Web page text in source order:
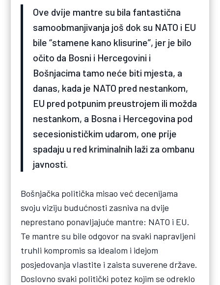
Ove dvije mantre su bila fantastična
samoobmanjivanja još dok su NATO i EU
bile “stamene kano klisurine”, jer je bilo
očito da Bosni i Hercegovini i
Bošnjacima tamo neće biti mjesta, a
danas, kada je NATO pred nestankom,
EU pred potpunim preustrojem ili možda
nestankom, a Bosna i Hercegovina pod
secesionističkim udarom, one prije
spadaju u red kriminalnih laži za ombanu
javnosti.
Bošnjačka politička misao već decenijama
svoju viziju budućnosti zasniva na dvije
neprestano ponavljajuće mantre: NATO i EU.
Te mantre su bile odgovor na svaki napravljeni
truhli kompromis sa idealom i idejom
posjedovanja vlastite i zaista suverene države.
Doslovno svaki politički potez kojim se odreklo